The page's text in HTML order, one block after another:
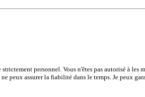
personnel. Vous n'êtes pas autorisé à
peux assurer la fiabilité dans le temps. Je peux